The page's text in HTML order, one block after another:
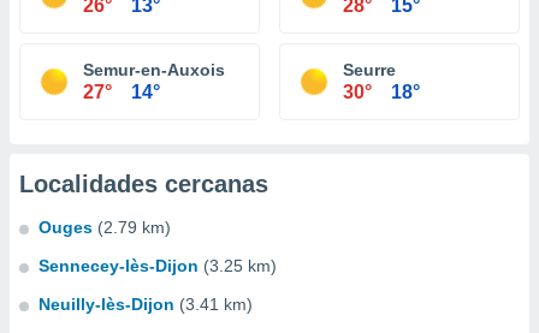
26° 13° 28° 15°
Semur-en-Auxois
27° 14°
Seurre
30° 18°
Localidades cercanas
Ouges (2.79 km)
Sennecey-lès-Dijon (3.25 km)
Neuilly-lès-Dijon (3.41 km)